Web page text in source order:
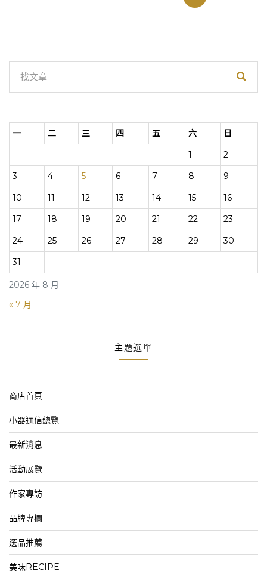
頁
2026 年 8 月
一 二 三 四 五 六
日
1
2
3
4 5 6 7 8
9
10
11 12 13 14 15
16
17
18 19 20 21 22
23
24
25 26 27 28 29
30
31
« 7 月
主題選單
商店首頁
小器通信總覽
最新消息
活動展覽
作家專訪
品牌專欄
選品推薦
美味RECIPE